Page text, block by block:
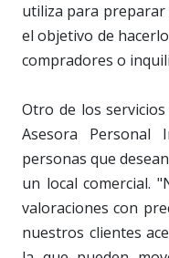
utiliza para preparar
el objetivo de
compradores o
Otro de los
Asesora Personal
personas que
un local comercial.
valoraciones con
nuestros clientes